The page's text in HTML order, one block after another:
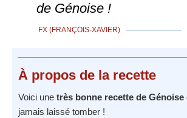
de Génoise !
FX (FRANÇOIS-XAVIER)
À propos de la recette
Voici une très bonne recette de Génoise
jamais laissé tomber !